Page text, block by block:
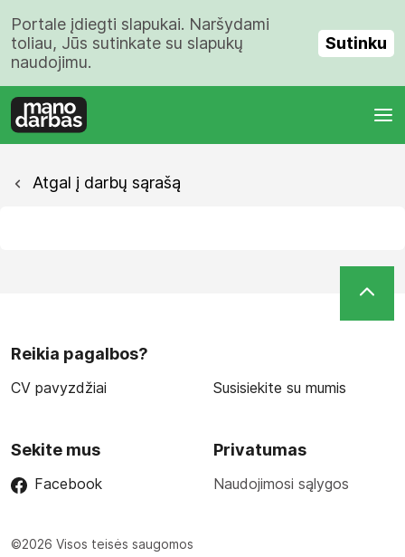
Portale įdiegti slapukai. Naršydami
toliau, Jūs sutinkate su slapukų
naudojimu.
Sutinku
Atgal į darbų sąrašą
Reikia pagalbos?
CV pavyzdžiai Susisiekite su mumis
Sekite mus
Facebook
Privatumas
Naudojimosi sąlygos
©2026 Visos teisės saugomos